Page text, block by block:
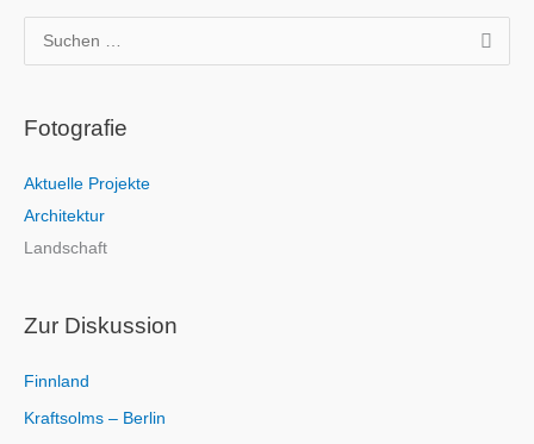
u
h
n
n
a
h
Fotografie
Aktuelle Projekte
Architektur
Landschaft
Zur Diskussion
Finnland
Kraftsolms – Berlin